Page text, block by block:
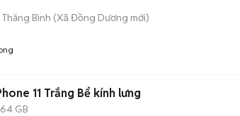
Bình (Xã Đồng Dương mới)
11 Trắng Bể kính lưng
64 GB